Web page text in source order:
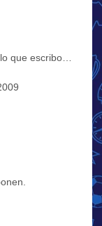
que escribo…